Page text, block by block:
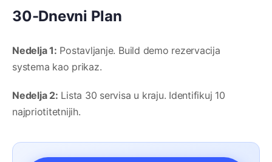
30-Dnevni Plan
Nedelja 1: Postavljanje. Build demo rezervacija
systema kao prikaz.
Nedelja 2: Lista 30 servisa u kraju. Identifikuj 10
najpriotitetnijih.